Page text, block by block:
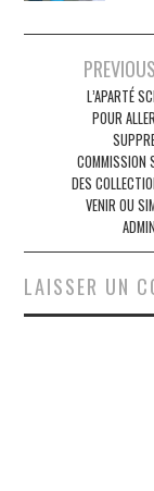
Navigation
articles
L’APARTÉ
POUR
COMMISSION
DES
VENIR OU
LAISSER UN